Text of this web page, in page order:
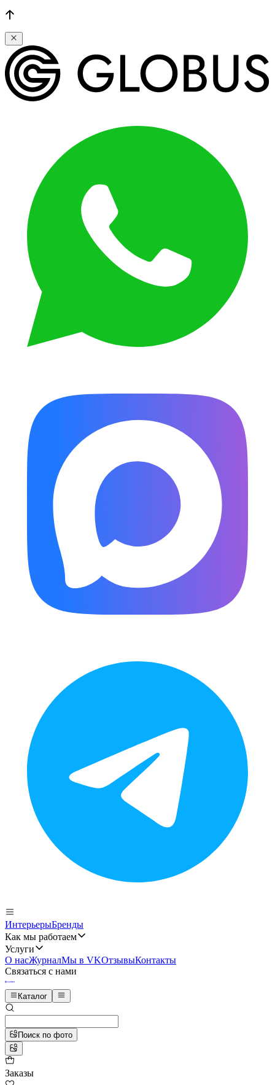
ИнтерьерыБренды
Как мы работаем
Услуги
О насЖурналМы в VKОтзывыКонтакты
Связаться с нами
Каталог
Поиск по фото
Заказы